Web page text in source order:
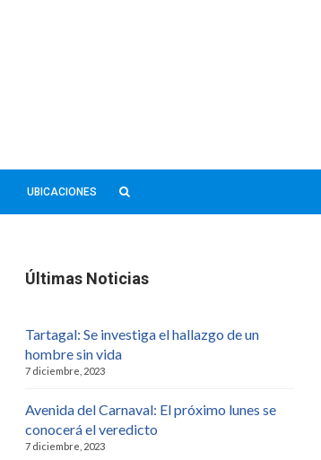
UBICACIONES
Últimas Noticias
Tartagal: Se investiga el hallazgo de un
hombre sin vida
7 diciembre, 2023
Avenida del Carnaval: El próximo lunes se
conocerá el veredicto
7 diciembre, 2023